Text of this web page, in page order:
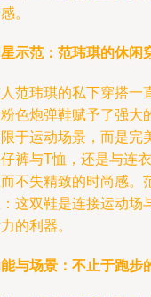
。
示范：范玮琪的休闲
范玮琪的私下穿搭一
色炮弹鞋赋予了强大
于运动场景，而是完
裤与T恤，还是与连
不失精致的时尚感。
这双鞋是连接运动场
的利器。
与场景：不止于跑步